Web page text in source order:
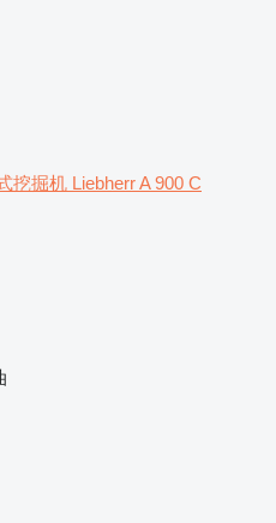
挖掘机 Liebherr A 900 C